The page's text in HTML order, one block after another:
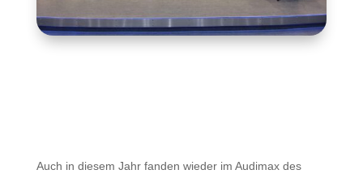
Auch in diesem Jahr fanden wieder im Audimax des